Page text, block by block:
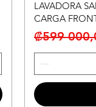
LAVADORA
CARGA
Precio
₡599